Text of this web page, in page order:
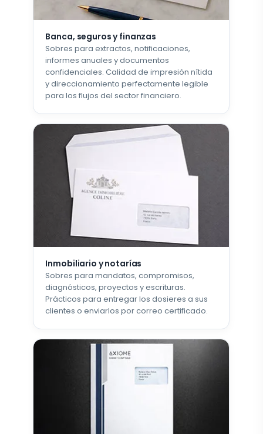
Banca, seguros y finanzas
Sobres para extractos, notificaciones,
informes anuales y documentos
confidenciales. Calidad de impresión nítida
y direccionamiento perfectamente legible
para los flujos del sector financiero.
Inmobiliario y notarías
Sobres para mandatos, compromisos,
diagnósticos, proyectos y escrituras.
Prácticos para entregar los dosieres a sus
clientes o enviarlos por correo certificado.